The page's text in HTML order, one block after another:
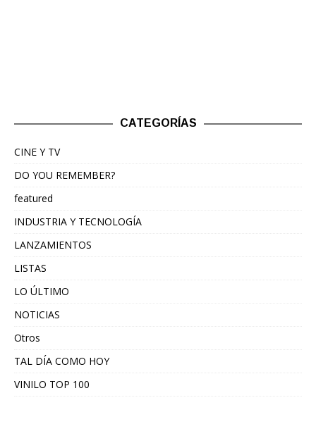
CATEGORÍAS
CINE Y TV
DO YOU REMEMBER?
featured
INDUSTRIA Y TECNOLOGÍA
LANZAMIENTOS
LISTAS
LO ÚLTIMO
NOTICIAS
Otros
TAL DÍA COMO HOY
VINILO TOP 100